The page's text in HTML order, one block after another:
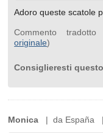
Adoro queste scatole
Commento
originale)
Consiglieresti
Monica | da España |